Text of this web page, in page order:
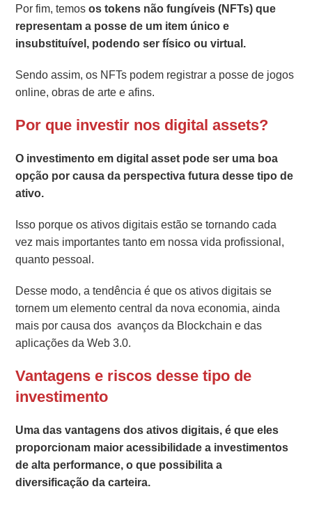
Por fim, temosos tokens não fungíveis (NFTs) que
representam a posse de um item único e
insubstituível, podendo ser físico ou virtual.
Sendo assim, os NFTs podem registrar a posse de jogos
online, obras de arte e afins.
Por que investir nos digital assets?
O investimento em digital asset pode ser uma boa
opção por causa da perspectiva futura desse tipo de
ativo.
Isso porque os ativos digitais estão se tornando cada
vez mais importantes tanto em nossa vida profissional,
quanto pessoal.
Desse modo, a tendência é que os ativos digitais se
tornem um elemento central da nova economia, ainda
mais por causa dos avanços da Blockchain e das
aplicações da Web 3.0.
Vantagens e riscos desse tipo de
investimento
Uma das vantagens dos ativos digitais, é que eles
proporcionam maior acessibilidade a investimentos
de alta performance, o que possibilita a
diversificação da carteira.